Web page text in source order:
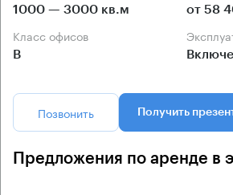
1000 — 3000 кв.м от 58
Класс офисов
B
Позвонить Получить
Предложения по аренде в